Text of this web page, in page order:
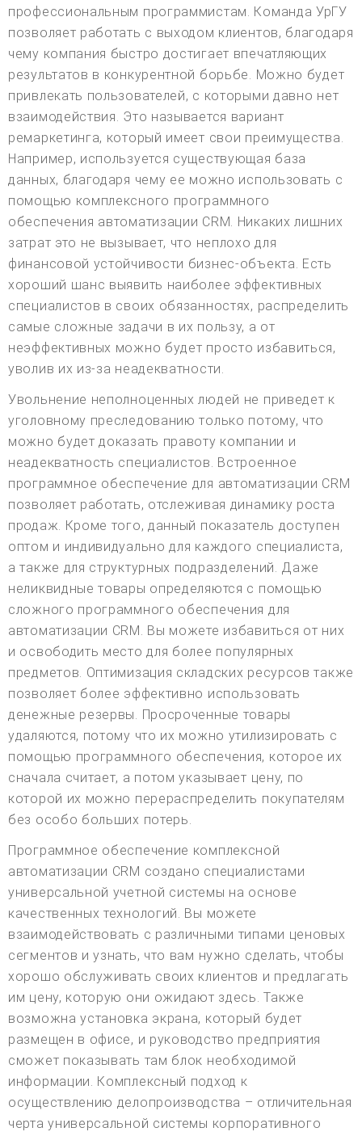
профессиональным программистам. Команда УрГУ
позволяет работать с выходом клиентов, благодаря
чему компания быстро достигает впечатляющих
результатов в конкурентной борьбе. Можно будет
привлекать пользователей, с которыми давно нет
взаимодействия. Это называется вариант
ремаркетинга, который имеет свои преимущества.
Например, используется существующая база
данных, благодаря чему ее можно использовать с
помощью комплексного программного
обеспечения автоматизации CRM. Никаких лишних
затрат это не вызывает, что неплохо для
финансовой устойчивости бизнес-объекта. Есть
хороший шанс выявить наиболее эффективных
специалистов в своих обязанностях, распределить
самые сложные задачи в их пользу, а от
неэффективных можно будет просто избавиться,
уволив их из-за неадекватности.
Увольнение неполноценных людей не приведет к
уголовному преследованию только потому, что
можно будет доказать правоту компании и
неадекватность специалистов. Встроенное
программное обеспечение для автоматизации CRM
позволяет работать, отслеживая динамику роста
продаж. Кроме того, данный показатель доступен
оптом и индивидуально для каждого специалиста,
а также для структурных подразделений. Даже
неликвидные товары определяются с помощью
сложного программного обеспечения для
автоматизации CRM. Вы можете избавиться от них
и освободить место для более популярных
предметов. Оптимизация складских ресурсов также
позволяет более эффективно использовать
денежные резервы. Просроченные товары
удаляются, потому что их можно утилизировать с
помощью программного обеспечения, которое их
сначала считает, а потом указывает цену, по
которой их можно перераспределить покупателям
без особо больших потерь.
Программное обеспечение комплексной
автоматизации CRM создано специалистами
универсальной учетной системы на основе
качественных технологий. Вы можете
взаимодействовать с различными типами ценовых
сегментов и узнать, что вам нужно сделать, чтобы
хорошо обслуживать своих клиентов и предлагать
им цену, которую они ожидают здесь. Также
возможна установка экрана, который будет
размещен в офисе, и руководство предприятия
сможет показывать там блок необходимой
информации. Комплексный подход к
осуществлению делопроизводства – отличительная
черта универсальной системы корпоративного